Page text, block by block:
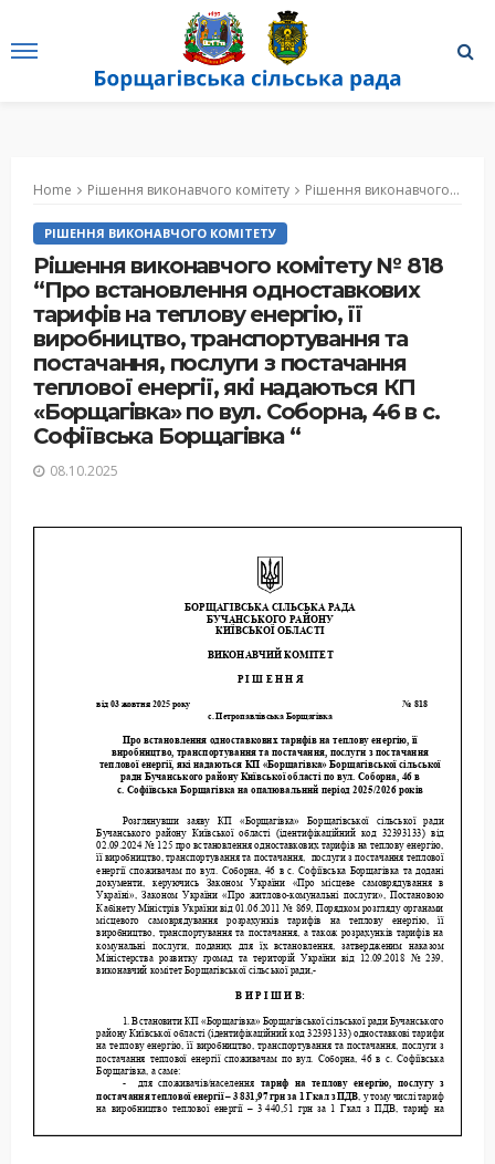
Home Рішення виконавчого комітету Рішення виконавчого комітету № 818 “Про встановлення одноставкових тарифів на теплову енергію, її виробництво, транспортування та постачання, послуги з постачання теплової енергії, які надаються КП «Борщагівка» по вул. Соборна, 46 в с. Софіївська Борщагівка “
РІШЕННЯ ВИКОНАВЧОГО КОМІТЕТУ
Рішення виконавчого комітету № 818
“Про встановлення одноставкових
тарифів на теплову енергію, її
виробництво, транспортування та
постачання, послуги з постачання
теплової енергії, які надаються КП
«Борщагівка» по вул. Соборна, 46 в с.
Софіївська Борщагівка “
08.10.2025